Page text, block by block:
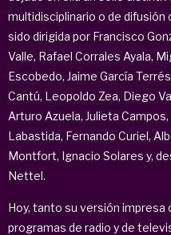
multidisciplinario o de difusión
sido dirigida por Francisco
Valle, Rafael Corrales Ayala,
Escobedo, Jaime García
Cantú, Leopoldo Zea, Diego
Arturo Azuela, Julieta
Labastida, Fernando Curiel,
Montfort, Ignacio Solares y,
Nettel.
Hoy, tanto su versión
programas de radio y de